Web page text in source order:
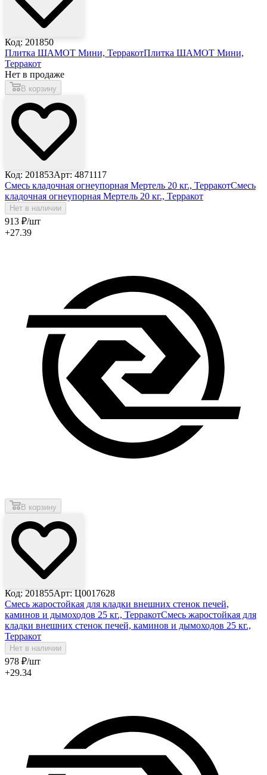
Код: 201850
Плитка ШАМОТ Мини, ТерракотПлитка ШАМОТ Мини,
Терракот
Нет в продаже
В корзину
Код: 201853Арт: 4871117
Смесь кладочная огнеупорная Мертель 20 кг., ТерракотСмесь
кладочная огнеупорная Мертель 20 кг., Терракот
Нет в наличии
913 ₽/шт
+27.39
В корзину
Код: 201855Арт: Ц0017628
Смесь жаростойкая для кладки внешних стенок печей,
каминов и дымоходов 25 кг., ТерракотСмесь жаростойкая для
кладки внешних стенок печей, каминов и дымоходов 25 кг.,
Терракот
Нет в наличии
978 ₽/шт
+29.34